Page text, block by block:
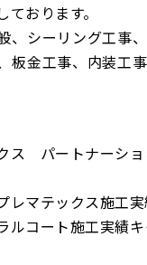
おります。
、シーリング工事
板金工事、内装工
ス パートナーシ
プレマテックス施
ルコート施工実績